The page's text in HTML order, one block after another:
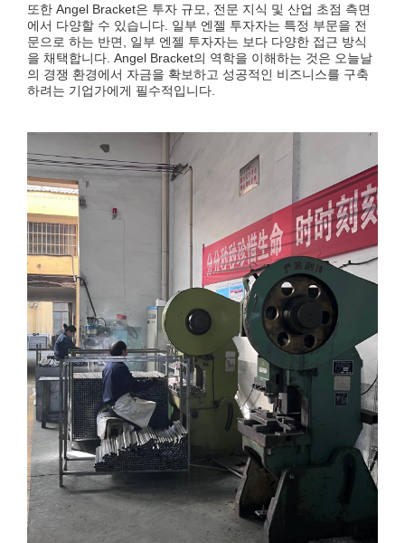
또한 Angel Bracket은 투자 규모, 전문 지식 및 산업 초점 측면
에서 다양할 수 있습니다. 일부 엔젤 투자자는 특정 부문을 전
문으로 하는 반면, 일부 엔젤 투자자는 보다 다양한 접근 방식
을 채택합니다. Angel Bracket의 역학을 이해하는 것은 오늘날
의 경쟁 환경에서 자금을 확보하고 성공적인 비즈니스를 구축
하려는 기업가에게 필수적입니다.